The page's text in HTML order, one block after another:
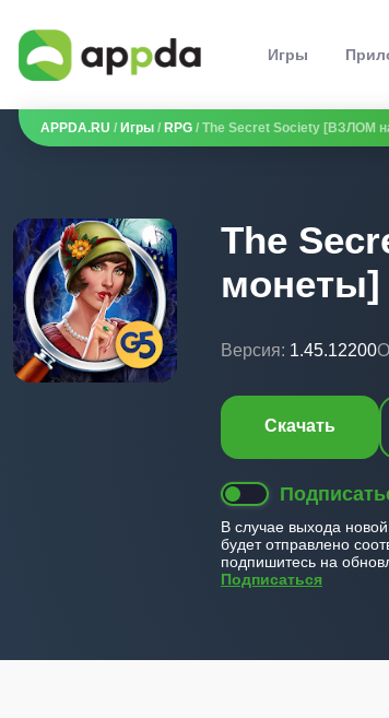
Игры
APPDA.RU / Игры / RPG / The Secret Society [ВЗЛОМ
The
монеты]
Версия: 1.45.12200
Скачать
В случае выхода
будет отправлено
подпишитесь на
Подписаться